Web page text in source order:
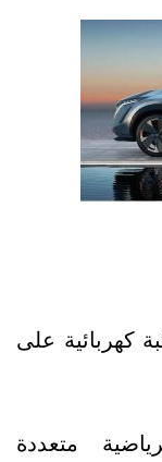
كهربائية على
متعددة